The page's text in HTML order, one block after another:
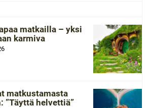
matkailla – yksi
karmiva
matkustamasta
”Täyttä helvettiä”